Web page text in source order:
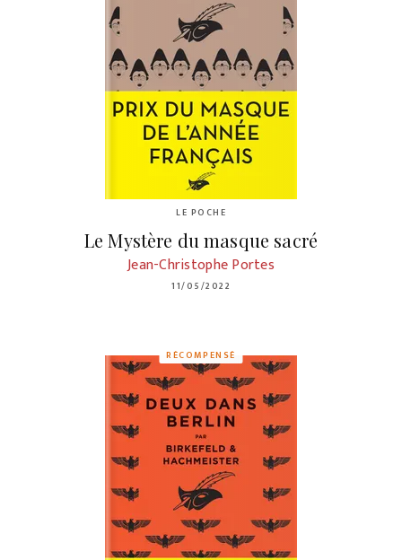
LE POCHE
Le Mystère du masque sacré
Jean-Christophe Portes
11/05/2022
RÉCOMPENSÉ